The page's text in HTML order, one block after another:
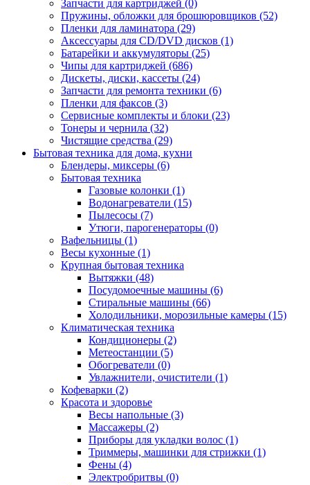
Запчасти для картриджей (0)
Пружины, обложки для брошюровщиков (52)
Пленки для ламинатора (29)
Аксессуары для CD/DVD дисков (1)
Батарейки и аккумуляторы (25)
Чипы для картриджей (686)
Дискеты, диски, кассеты (24)
Запчасти для ремонта техники (6)
Пленки для факсов (3)
Сервисные комплекты и блоки (23)
Тонеры и чернила (32)
Чистящие средства (29)
Бытовая техника для дома, кухни
Блендеры, миксеры (6)
Бытовая техника
Газовые колонки (1)
Водонагреватели (15)
Пылесосы (7)
Утюги, парогенераторы (0)
Вафельницы (1)
Весы кухонные (1)
Крупная бытовая техника
Вытяжки (48)
Посудомоечные машины (6)
Стиральные машины (66)
Холодильники, морозильные камеры (15)
Климатическая техника
Кондиционеры (2)
Метеостанции (5)
Обогреватели (0)
Увлажнители, очистители (1)
Кофеварки (2)
Красота и здоровье
Весы напольные (3)
Массажеры (2)
Приборы для укладки волос (1)
Триммеры, машинки для стрижки (1)
Фены (4)
Электробритвы (0)